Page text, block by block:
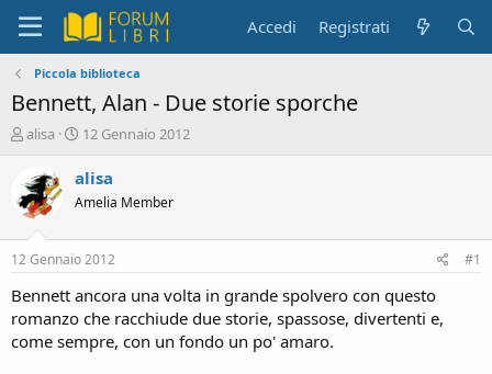
Accedi Registrati
Piccola biblioteca
Bennett, Alan - Due storie sporche
C
a
t
e
D
s
c
alisa
D
t
d
n
i
o
12 Gennaio 2012
alisa
Amelia Member
12 Gennaio 2012 #1
Bennett ancora una volta in grande spolvero con questo
romanzo che racchiude due storie, spassose, divertenti e,
come sempre, con un fondo un po' amaro.